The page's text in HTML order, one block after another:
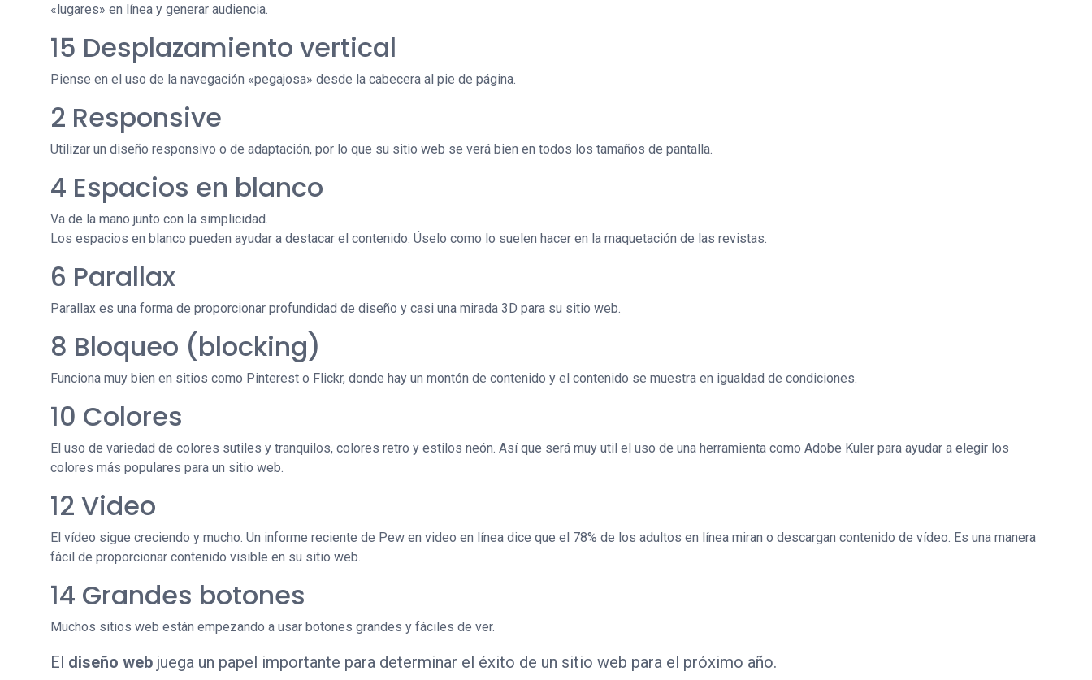
«lugares» en línea y generar audiencia.
15 Desplazamiento vertical
Piense en el uso de la navegación «pegajosa» desde la cabecera al pie de página.
2 Responsive
Utilizar un diseño responsivo o de adaptación, por lo que su sitio web se verá bien en todos los tamaños de pantalla.
4 Espacios en blanco
Va de la mano junto con la simplicidad.
Los espacios en blanco pueden ayudar a destacar el contenido. Úselo como lo suelen hacer en la maquetación de las revistas.
6 Parallax
Parallax es una forma de proporcionar profundidad de diseño y casi una mirada 3D para su sitio web.
8 Bloqueo (blocking)
Funciona muy bien en sitios como Pinterest o Flickr, donde hay un montón de contenido y el contenido se muestra en igualdad de condiciones.
10 Colores
El uso de variedad de colores sutiles y tranquilos, colores retro y estilos neón. Así que será muy util el uso de una herramienta como Adobe Kuler para ayudar a elegir los
colores más populares para un sitio web.
12 Video
El vídeo sigue creciendo y mucho. Un informe reciente de Pew en video en línea dice que el 78% de los adultos en línea miran o descargan contenido de vídeo. Es una manera
fácil de proporcionar contenido visible en su sitio web.
14 Grandes botones
Muchos sitios web están empezando a usar botones grandes y fáciles de ver.
El diseño web juega un papel importante para determinar el éxito de un sitio web para el próximo año.